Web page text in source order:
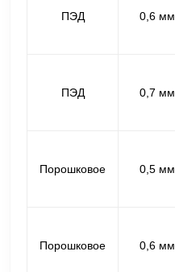
ПЭД 0,6 мм
ПЭД 0,7 мм
Порошковое 0,5 мм
Порошковое 0,6 мм